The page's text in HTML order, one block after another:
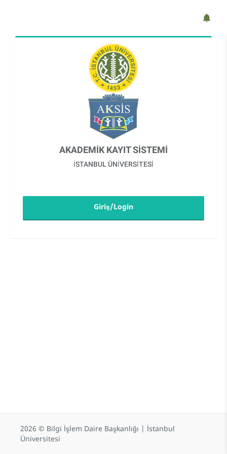
AKADEMİK KAYIT SİSTEMİ
İSTANBUL ÜNİVERSİTESİ
Giriş/Login
2026 © Bilgi İşlem Daire Başkanlığı | İstanbul
Üniversitesi